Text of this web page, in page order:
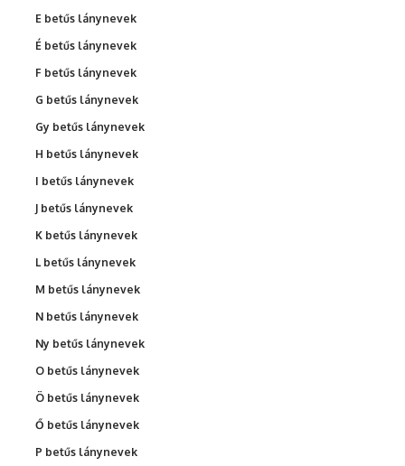
E betűs lánynevek
É betűs lánynevek
F betűs lánynevek
G betűs lánynevek
Gy betűs lánynevek
H betűs lánynevek
I betűs lánynevek
J betűs lánynevek
K betűs lánynevek
L betűs lánynevek
M betűs lánynevek
N betűs lánynevek
Ny betűs lánynevek
O betűs lánynevek
Ö betűs lánynevek
Ő betűs lánynevek
P betűs lánynevek